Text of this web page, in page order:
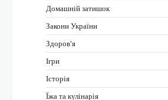
Домашній затишок
Закони України
Здоров'я
Ігри
Історія
Їжа та кулінарія